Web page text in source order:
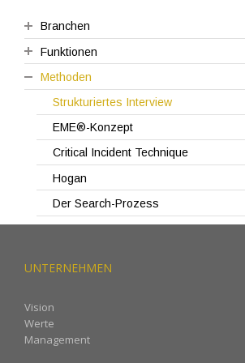
Branchen
TIME
Healthcare
Einzelhandel
Funktionen
CIO
Leitender Betriebsarzt
Methoden
Strukturiertes Interview
EME®-Konzept
Critical Incident Technique
Hogan
Der Search-Prozess
UNTERNEHMEN
Vision
Werte
Management